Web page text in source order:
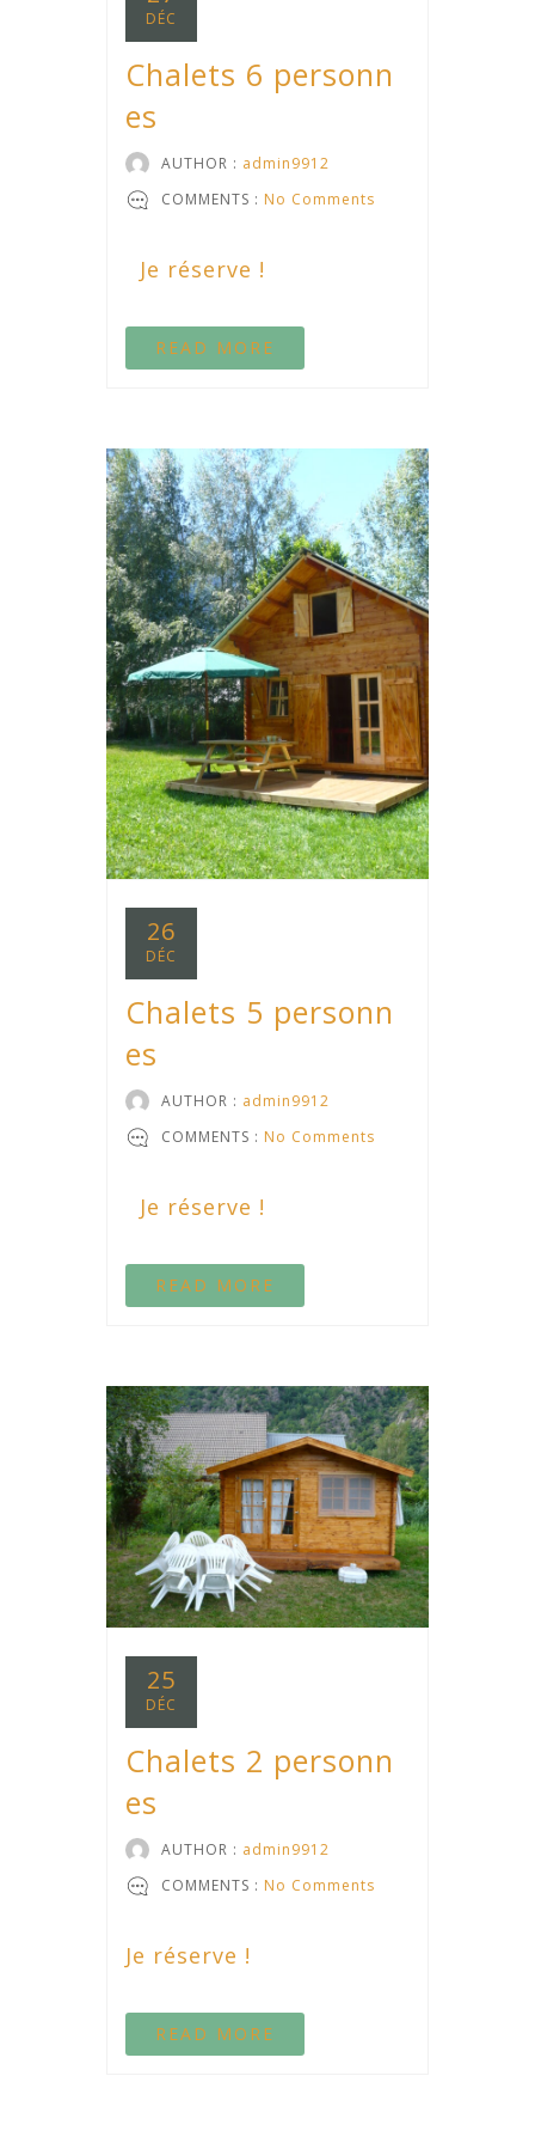
DÉC
Chalets 6 personn
es
AUTHOR : admin9912
COMMENTS : No Comments
Je réserve !
READ MORE
26
DÉC
Chalets 5 personn
es
AUTHOR : admin9912
COMMENTS : No Comments
Je réserve !
READ MORE
25
DÉC
Chalets 2 personn
es
AUTHOR : admin9912
COMMENTS : No Comments
Je réserve !
READ MORE